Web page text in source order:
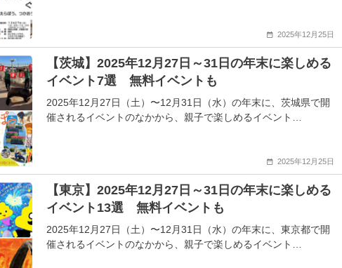
2025年12月25日
【茨城】2025年12月27日～31日の年末に楽しめる
イベント7選 無料イベントも
2025年12月27日（土）〜12月31日（水）の年末に、茨城県で開
催されるイベントのなかから、親子で楽しめるイベント…
2025年12月25日
【東京】2025年12月27日～31日の年末に楽しめる
イベント13選 無料イベントも
2025年12月27日（土）〜12月31日（水）の年末に、東京都で開
催されるイベントのなかから、親子で楽しめるイベント…